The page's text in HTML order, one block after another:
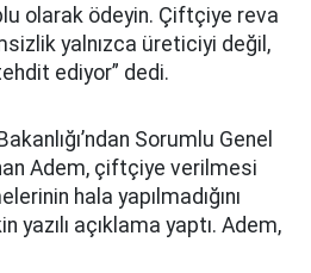
olarak ödeyin. Çiftçiye reva
yalnızca üreticiyi değil,
ediyor” dedi.
Sorumlu Genel
Adem, çiftçiye verilmesi
hala yapılmadığını
yazılı açıklama yaptı. Adem,